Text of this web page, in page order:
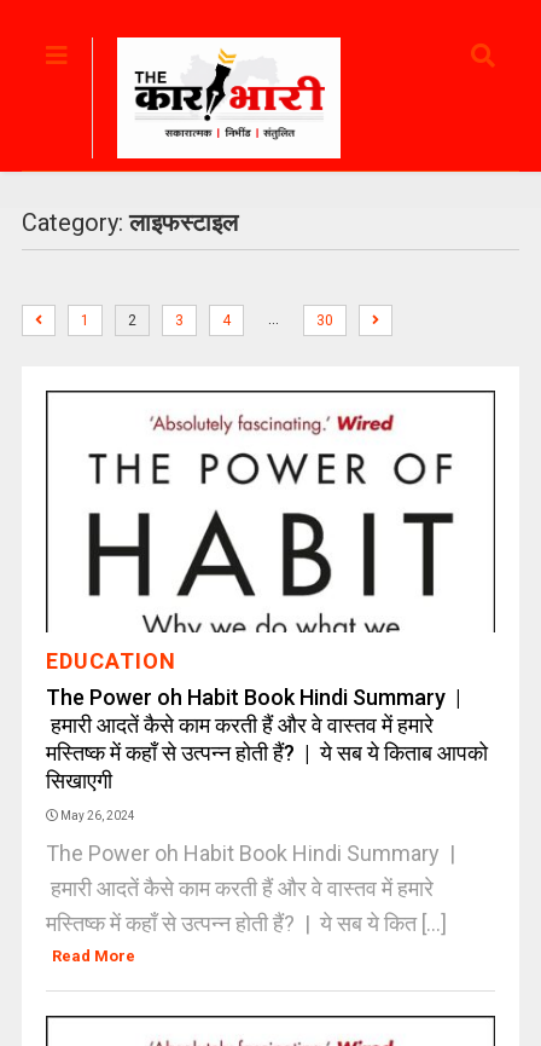
Category:लाइफस्टाइल
1 2 3 4 … 30
EDUCATION
The Power oh Habit Book Hindi Summary |
हमारी आदतें कैसे काम करती हैं और वे वास्तव में हमारे
मस्तिष्क में कहाँ से उत्पन्न होती हैं? | ये सब ये किताब आपको
सिखाएगी
May 26, 2024
The Power oh Habit Book Hindi Summary |
हमारी आदतें कैसे काम करती हैं और वे वास्तव में हमारे
मस्तिष्क में कहाँ से उत्पन्न होती हैं? | ये सब ये कित [...]
Read More